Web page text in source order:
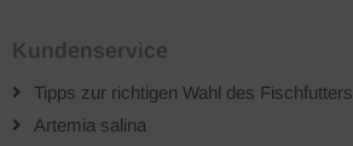
Kundenservice
Tipps zur richtigen Wahl des Fischfutters
Artemia salina